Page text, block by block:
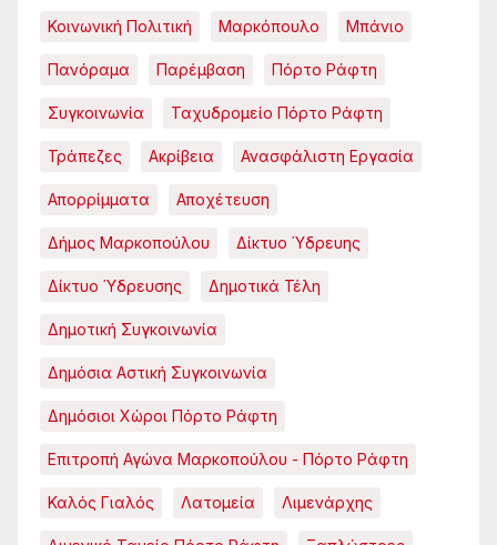
Κοινωνική Πολιτική Μαρκόπουλο Μπάνιο
Πανόραμα Παρέμβαση Πόρτο Ράφτη
Συγκοινωνία Ταχυδρομείο Πόρτο Ράφτη
Τράπεζες Ακρίβεια Ανασφάλιστη Εργασία
Απορρίμματα Αποχέτευση
Δήμος Μαρκοπούλου Δίκτυο Ύδρευης
Δίκτυο Ύδρευσης Δημοτικά Τέλη
Δημοτική Συγκοινωνία
Δημόσια Αστική Συγκοινωνία
Δημόσιοι Χώροι Πόρτο Ράφτη
Επιτροπή Αγώνα Μαρκοπούλου - Πόρτο Ράφτη
Καλός Γιαλός Λατομεία Λιμενάρχης